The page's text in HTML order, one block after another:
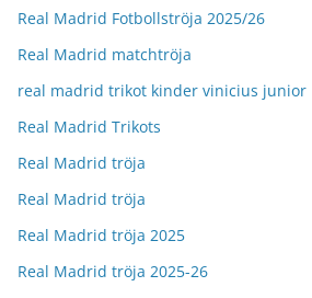
Real Madrid Fotbollströja 2025/26
Real Madrid matchtröja
real madrid trikot kinder vinicius junior
Real Madrid Trikots
Real Madrid tröja
Real Madrid tröja
Real Madrid tröja 2025
Real Madrid tröja 2025-26